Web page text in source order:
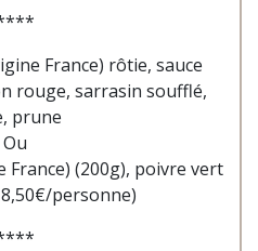
France) rôtie, sauce
rouge, sarrasin soufflé,
prune
Ou
(200g), poivre vert
personne)